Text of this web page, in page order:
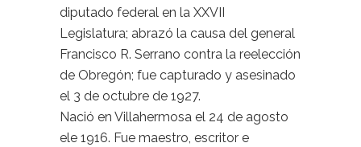
diputado federal en la XXVII
Legislatura; abrazó la causa del general
Francisco R. Serrano contra la reelección
de Obregón; fue capturado y asesinado
el 3 de octubre de 1927.
Nació en Villahermosa el 24 de agosto
ele 1916. Fue maestro, escritor e